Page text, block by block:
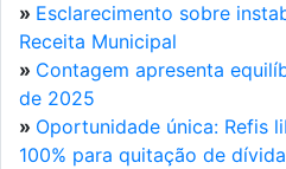
» Esclarecimento sobre
Receita Municipal
» Contagem apresenta
de 2025
» Oportunidade única: Refis
100% para quitação de